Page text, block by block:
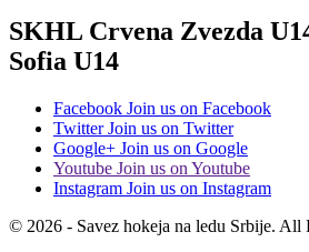
SKHL Crvena Zvezda
Sofia U14
Facebook Join us on Facebook
Twitter Join us on Twitter
Google+ Join us on Google
Youtube Join us on Youtube
Instagram Join us on Instagram
© 2026 - Savez hokeja na ledu Srbije. All